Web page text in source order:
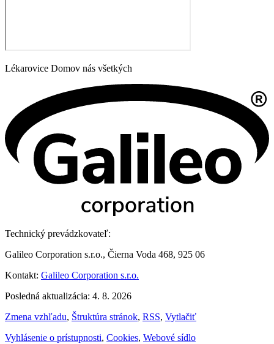
Lékarovice Domov nás všetkých
Technický prevádzkovateľ:
Galileo Corporation s.r.o., Čierna Voda 468, 925 06
Kontakt: Galileo Corporation s.r.o.
Posledná aktualizácia: 4. 8. 2026
Zmena vzhľadu, Štruktúra stránok, RSS, Vytlačiť
Vyhlásenie o prístupnosti, Cookies, Webové sídlo